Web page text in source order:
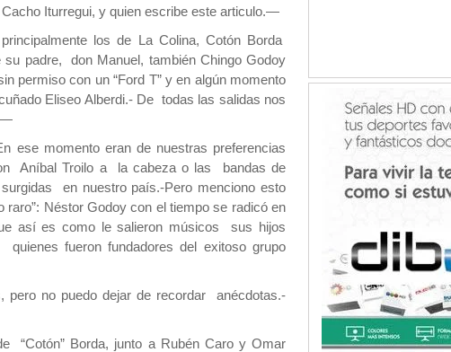
Cacho Iturregui, y quien escribe este articulo.—
los de La Colina, Cotón Borda
su padre, don Manuel, también Chingo Godoy
permiso con un “Ford T” y en algún momento
Eliseo Alberdi.- De todas las salidas nos
ese momento eran de nuestras preferencias
Aníbal Troilo a la cabeza o las bandas de
en nuestro país.-Pero menciono esto
raro”: Néstor Godoy con el tiempo se radicó en
así es como le salieron músicos sus hijos
fueron fundadores del exitoso grupo
pero no puedo dejar de recordar anécdotas.-
“Cotón” Borda, junto a Rubén Caro y Omar